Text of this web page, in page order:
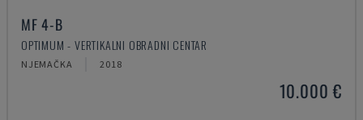
MF 4-B
OPTIMUM - VERTIKALNI OBRADNI CENTAR
NJEMAČKA 2018
10.000 €